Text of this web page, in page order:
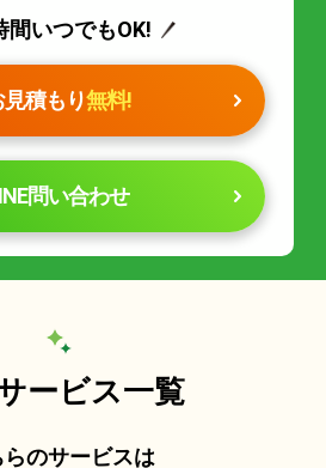
間いつでもOK!
見積もり無料!
問い合わせ
ービス一覧
らのサービスは